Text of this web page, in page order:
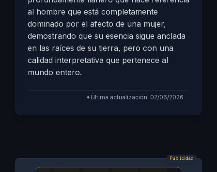
al hombre que está completamente
dominado por el afecto de una mujer,
demostrando que su esencia sigue anclada
en las raíces de su tierra, pero con una
calidad interpretativa que pertenece al
mundo entero.
✦Última actualización: 02/06/2026
Publicidad